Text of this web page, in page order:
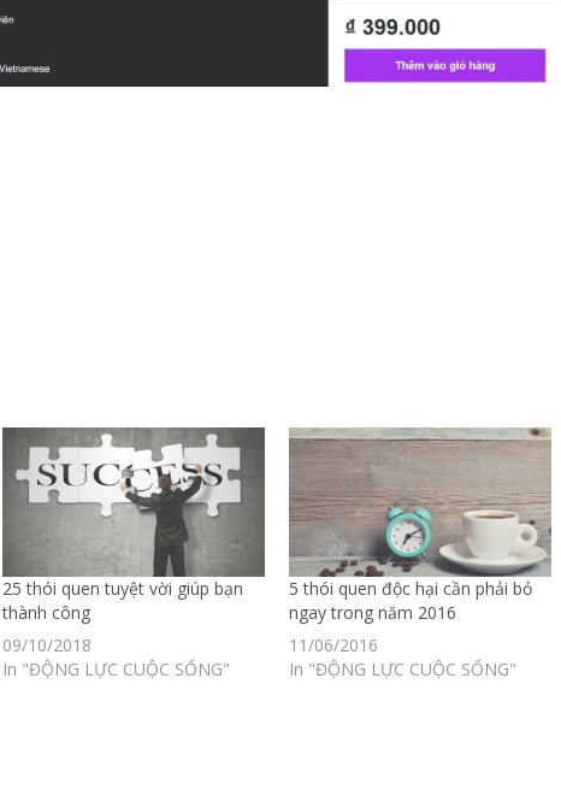
25 thói quen tuyệt vời giúp bạn
thành công
09/10/2018
In "ĐỘNG LỰC CUỘC SỐNG"
5 thói quen độc hại cần phải bỏ
ngay trong năm 2016
11/06/2016
In "ĐỘNG LỰC CUỘC SỐNG"